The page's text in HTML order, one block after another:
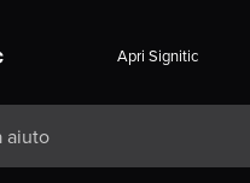
Apri Signitic